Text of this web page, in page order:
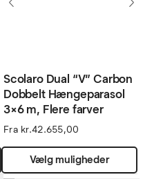
kan
Dette
vare
Scolaro Dual “V” Carbon
Dobbelt Hængeparasol
3×6 m, Flere farver
Fra kr.42.655,00
Vælg muligheder
Dette
vare